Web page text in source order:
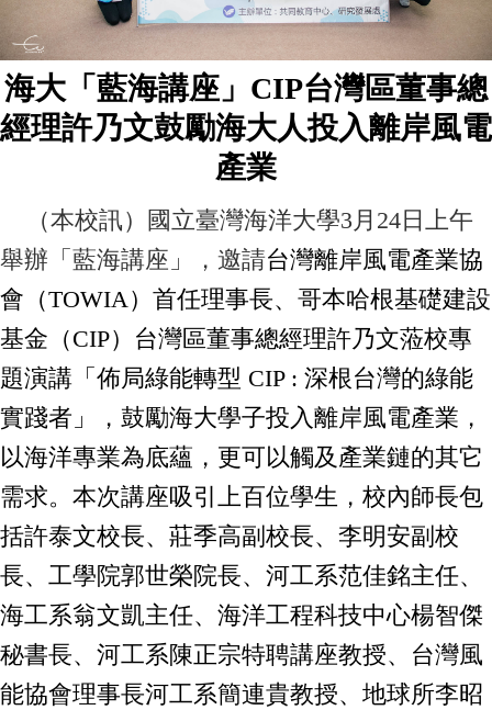
海大「藍海講座」CIP台灣區董事總
經理許乃文鼓勵海大人投入離岸風電
產業
（本校訊）
國立臺灣海洋大學3月24日上午
舉辦「藍海講座」，邀請台灣離岸風電產業協
會（TOWIA ）首任理事長、哥本哈根基礎建設
基金（CIP）台灣區董事總經理許乃文蒞校專
題演講「佈局綠能轉型 CIP : 深根台灣的綠能
實踐者」，鼓勵海大學子投入離岸風電產業，
以海洋專業為底蘊，更可以觸及產業鏈的其它
需求。本次講座吸引上百位學生，校內師長包
括許泰文校長、莊季高副校長、李明安副校
長、工學院郭世榮院長、河工系范佳銘主任、
海工系翁文凱主任、 海洋工程科技中心楊智傑
秘書長、 河工系陳正宗特聘講座教授、台灣風
能協會理事長河工系簡連貴教授、地球所李昭